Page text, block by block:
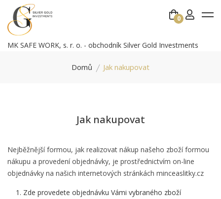
0
MK SAFE WORK, s. r. o. - obchodník Silver Gold Investments
Domů Jak nakupovat
Jak nakupovat
Nejběžnější formou, jak realizovat nákup našeho zboží formou
nákupu a provedení objednávky, je prostřednictvím on-line
objednávky na našich internetových stránkách minceaslitky.cz
Zde provedete objednávku Vámi vybraného zboží